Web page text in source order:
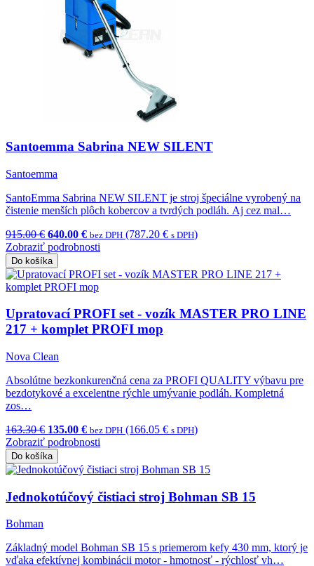
Santoemma Sabrina NEW SILENT
Santoemma
SantoEmma Sabrina NEW SILENT je stroj špeciálne vyrobený na
čistenie menších plôch kobercov a tvrdých podláh. Aj cez mal…
915.00 € 640.00 € bez DPH (787.20 € s DPH)
Zobraziť podrobnosti
Do košíka
Upratovací PROFI set - vozík MASTER PRO LINE
217 + komplet PROFI mop
Nova Clean
Absolútne bezkonkurenčná cena za PROFI QUALITY výbavu pre
bezdotykové a excelentne rýchle umývanie podláh. Kompletná
zos…
163.30 € 135.00 € bez DPH (166.05 € s DPH)
Zobraziť podrobnosti
Do košíka
Jednokotúčový čistiaci stroj Bohman SB 15
Bohman
Základný model Bohman SB 15 s priemerom kefy 430 mm, ktorý je
vďaka efektívnej kombinácii motor - hmotnosť - rýchlosť vh…